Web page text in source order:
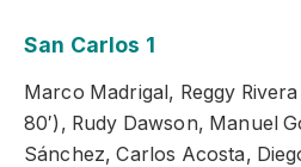
San Carlos 1
Marco Madrigal, Reggy
80′), Rudy Dawson, Manuel
Sánchez, Carlos Acosta,